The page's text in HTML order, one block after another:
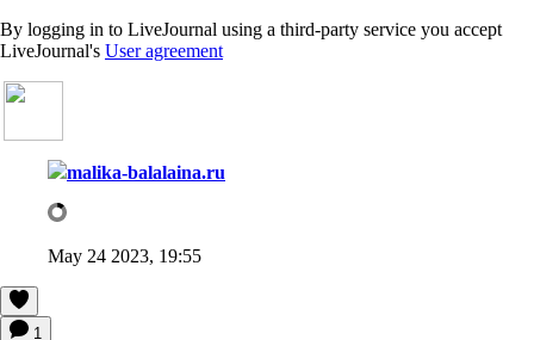
By logging in to LiveJournal using a third-party service you accept
LiveJournal's User agreement
malika-balalaina.ru
May 24 2023, 19:55
1